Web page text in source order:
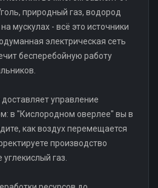
природный газ, водород
мускулах - всё это источники
электрическая сеть
бесперебойную работу
управление
в "Кислородном оверлее" вы в
как воздух перемещается
производство
газ.